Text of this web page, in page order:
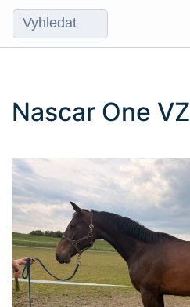
Nascar One VZ